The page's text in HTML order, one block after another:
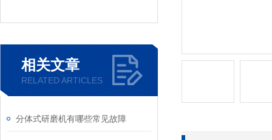
相关文章
RELATED ARTICLES
分体式研磨机有哪些常见故障